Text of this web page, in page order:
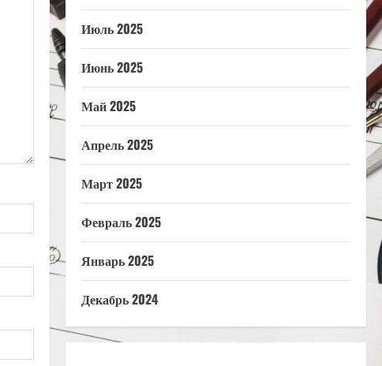
Июль 2025
Июнь 2025
Май 2025
Апрель 2025
Март 2025
Февраль 2025
Январь 2025
Декабрь 2024